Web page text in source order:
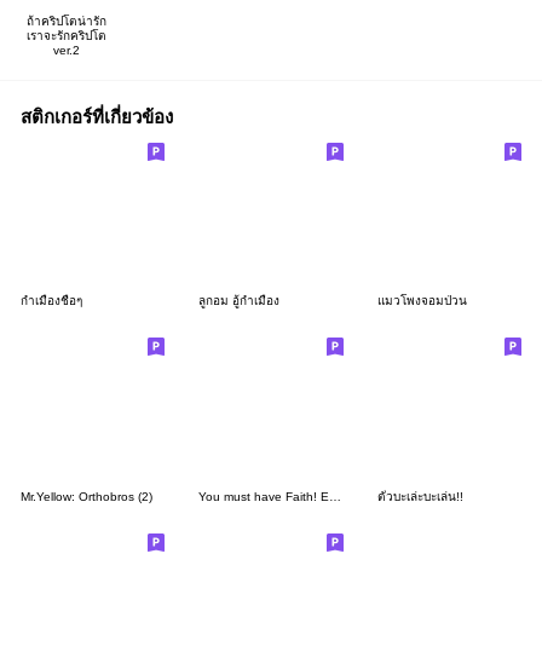
ถ้าคริปโตน่ารัก
เราจะรักคริปโต
ver.2
สติกเกอร์ที่เกี่ยวข้อง
กำเมืองชื่อๆ ลูกอม อู้กำเมือง แมวโพงจอมป่วน
Mr.Yellow: Orthobros (2) ตั๋วบะเล่ะบะเล่น!!